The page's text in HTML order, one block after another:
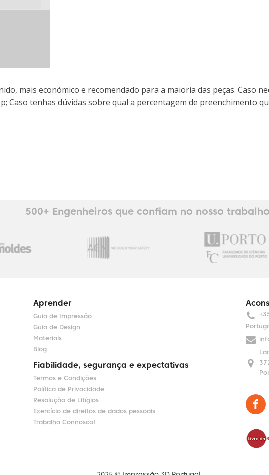
mais económico e recomendado para a maioria das peças. Caso
Caso tenhas dúvidas sobre qual a percentagem de preenchimento
500+ Engenheiros que confiam no nosso
Aprender
Guia de Impressão
Guia de Design
Materiais
Blog
Fiabilidade, segurança e expectativas
Termos e Condições
Política de Privacidade
Resolução de Litígios
Exercício de direitos de dados pessoais
Trabalha Connosco!